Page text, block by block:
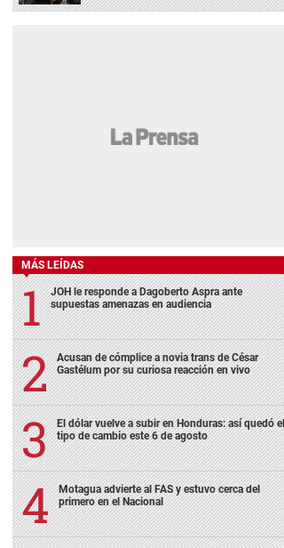
MÁS LEÍDAS
JOH le responde a Dagoberto Aspra ante
supuestas amenazas en audiencia
Acusan de cómplice a novia trans de César
Gastélum por su curiosa reacción en vivo
El dólar vuelve a subir en Honduras: así quedó el
tipo de cambio este 6 de agosto
Motagua advierte al FAS y estuvo cerca del
primero en el Nacional